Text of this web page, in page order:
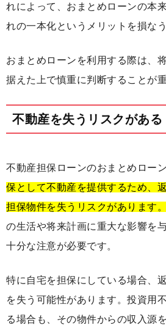
れによって、おまとめローンの本
れの一本化というメリットを損な
おまとめローンを利用する際は、
据えた上で慎重に判断することが重
不動産を失うリスクがある
不動産担保ローンのおまとめローン
保として不動産を提供するため、
担保物件を失うリスクがあります。
の生活や将来計画に重大な影響を
十分な注意が必要です。
特に自宅を担保にしている場合、
を失う可能性があります。投資用
る場合も、その物件からの収入源